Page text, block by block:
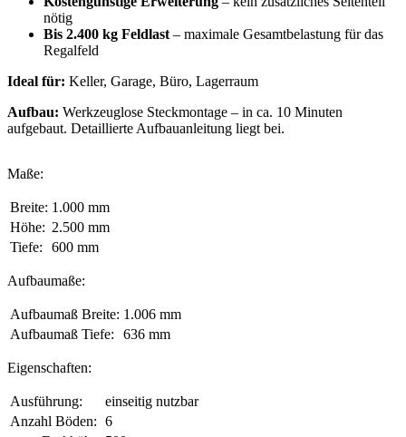
nötig
Bis 2.400 kg Feldlast– maximale Gesamtbelastung für das
Regalfeld
Ideal für: Keller, Garage, Büro, Lagerraum
Aufbau: Werkzeuglose Steckmontage – in ca. 10 Minuten
aufgebaut. Detaillierte Aufbauanleitung liegt bei.
Maße:
Breite: 1.000 mm
Höhe: 2.500 mm
Tiefe:
600 mm
Aufbaumaße:
Aufbaumaß Breite: 1.006 mm
Aufbaumaß Tiefe:
636 mm
Eigenschaften:
Ausführung:
einseitig nutzbar
Anzahl Böden: 6